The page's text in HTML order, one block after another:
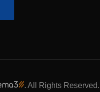
. All Rights Reserved.